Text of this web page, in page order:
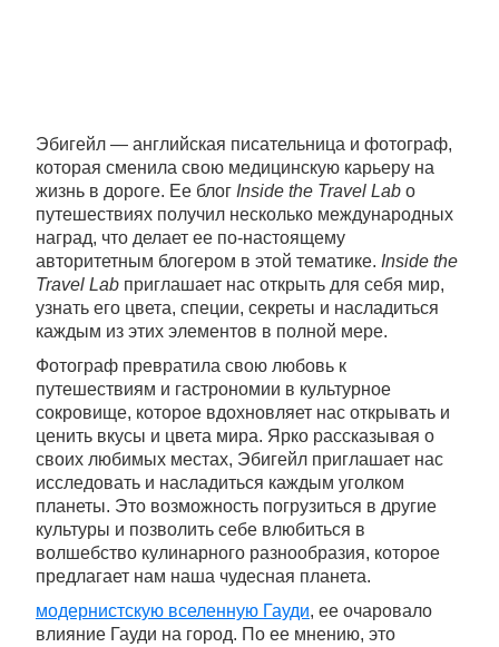
Эбигейл — английская писательница и фотограф,
которая сменила свою медицинскую карьеру на
жизнь в дороге. Ее блог Inside the Travel Lab о
путешествиях получил несколько международных
наград, что делает ее по-настоящему
авторитетным блогером в этой тематике. Inside the
Travel Lab приглашает нас открыть для себя мир,
узнать его цвета, специи, секреты и насладиться
каждым из этих элементов в полной мере.
Фотограф превратила свою любовь к
путешествиям и гастрономии в культурное
сокровище, которое вдохновляет нас открывать и
ценить вкусы и цвета мира. Ярко рассказывая о
своих любимых местах, Эбигейл приглашает нас
исследовать и насладиться каждым уголком
планеты. Это возможность погрузиться в другие
культуры и позволить себе влюбиться в
волшебство кулинарного разнообразия, которое
предлагает нам наша чудесная планета.
модернистскую вселенную Гауди, ее очаровало
влияние Гауди на город. По ее мнению, это